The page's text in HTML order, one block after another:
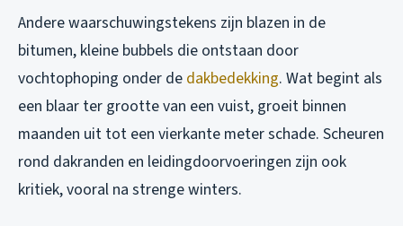
Andere waarschuwingstekens zijn blazen in de
bitumen, kleine bubbels die ontstaan door
vochtophoping onder de dakbedekking. Wat begint als
een blaar ter grootte van een vuist, groeit binnen
maanden uit tot een vierkante meter schade. Scheuren
rond dakranden en leidingdoorvoeringen zijn ook
kritiek, vooral na strenge winters.